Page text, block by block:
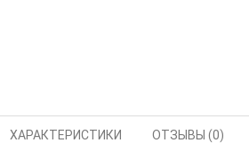
ХАРАКТЕРИСТИКИ ОТЗЫВЫ (0)